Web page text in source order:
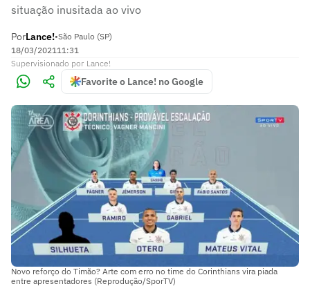
situação inusitada ao vivo
PorLance!•São Paulo (SP)
18/03/202111:31
Supervisionado por Lance!
Favorite o Lance! no Google
Novo reforço do Timão? Arte com erro no time do Corinthians vira piada
entre apresentadores (Reprodução/SporTV)